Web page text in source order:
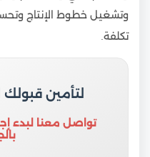
وتشغيل خطوط الإنتاج
تكلفة.
لتأمين
تواصل معنا لبدء